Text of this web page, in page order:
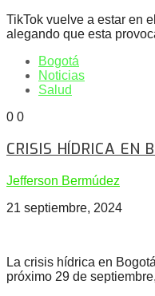
TikTok vuelve a estar en
alegando que esta
Bogotá
Noticias
Salud
0 0
CRISIS HÍDRICA EN
Jefferson Bermúdez
21 septiembre, 2024
La crisis hídrica en
próximo 29 de